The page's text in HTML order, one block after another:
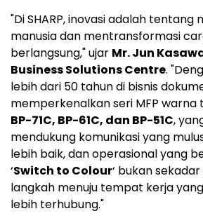
"Di SHARP, inovasi adalah
manusia dan mentransformasi
berlangsung," ujar Mr. Jun
Business Solutions Centre.
lebih dari 50 tahun di bisnis
memperkenalkan seri MFP warna
BP-71C, BP-61C, dan BP-51C,
mendukung komunikasi yang
lebih baik, dan operasional yang
‘Switch to Colour‘ bukan
langkah menuju tempat kerja
lebih terhubung."